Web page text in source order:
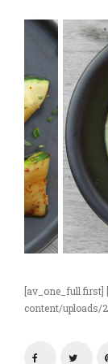
[av_one_full
content/uploads/